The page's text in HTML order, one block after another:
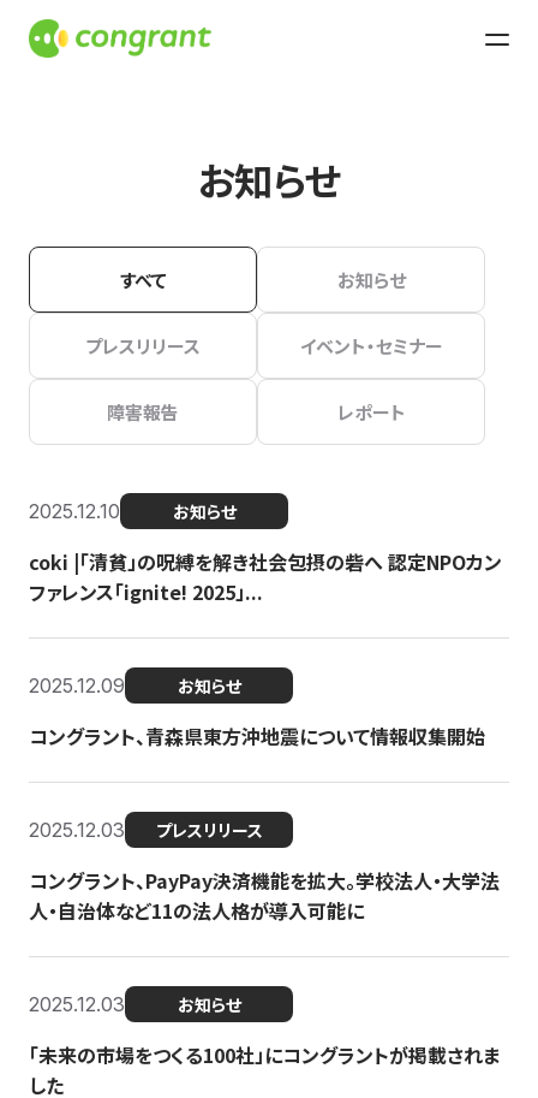
お知らせ
すべて お知らせ
プレスリリース イベント・セミナー
障害報告 レポート
2025.12.10 お知らせ
coki |「清貧」の呪縛を解き社会包摂の砦へ 認定NPOカン
ファレンス「ignite! 2025」...
2025.12.09 お知らせ
コングラント、青森県東方沖地震について情報収集開始
2025.12.03 プレスリリース
コングラント、PayPay決済機能を拡大。学校法人・大学法
人・自治体など11の法人格が導入可能に
2025.12.03 お知らせ
「未来の市場をつくる100社」にコングラントが掲載されま
した